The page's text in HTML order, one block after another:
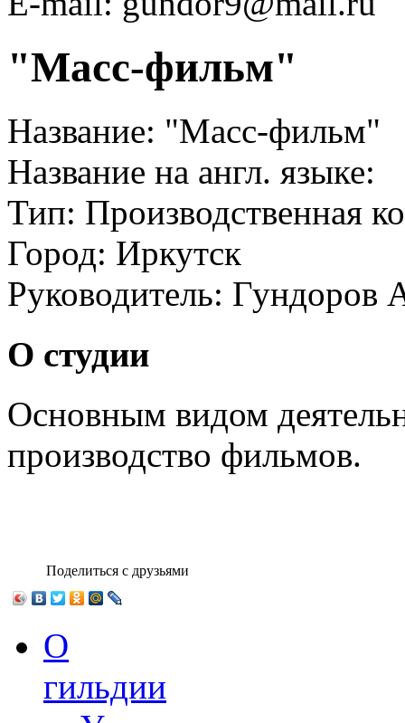
"Масс-фильм"
Название: "Масс-фильм"
Название на англ. языке:
Тип: Производственная
Город: Иркутск
Руководитель: Гундоров
О студии
Основным видом
производство фильмов.
Поделиться с друзьями
О
гильдии